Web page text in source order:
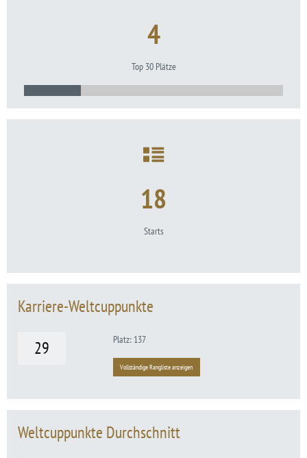
4
Top 30 Plätze
18
Starts
Karriere-Weltcuppunkte
29
Platz: 137
Vollständige Rangliste anzeigen
Weltcuppunkte Durchschnitt